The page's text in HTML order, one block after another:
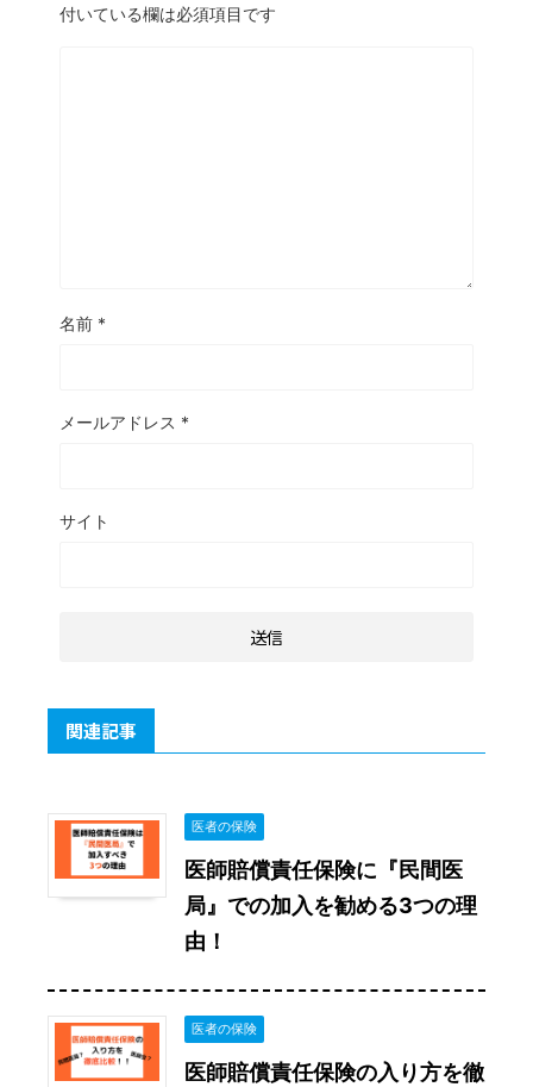
付いている欄は必須項目です
名前 *
メールアドレス *
サイト
関連記事
医者の保険
医師賠償責任保険に『民間医
局』での加入を勧める3つの理
由！
医者の保険
医師賠償責任保険の入り方を徹